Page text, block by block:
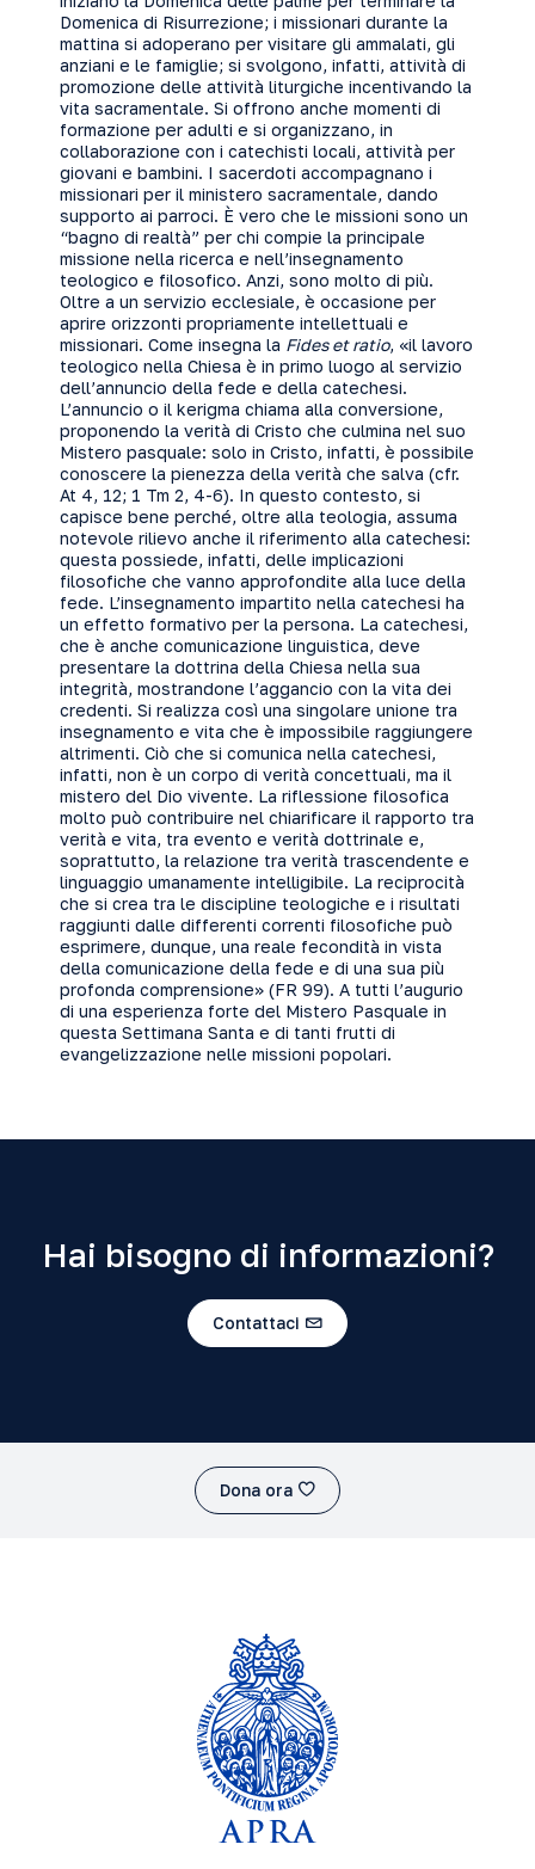
Domenica di Risurrezione; i missionari durante la
mattina si adoperano per visitare gli ammalati, gli
anziani e le famiglie; si svolgono, infatti, attività di
promozione delle attività liturgiche incentivando la
vita sacramentale. Si offrono anche momenti di
formazione per adulti e si organizzano, in
collaborazione con i catechisti locali, attività per
giovani e bambini. I sacerdoti accompagnano i
missionari per il ministero sacramentale, dando
supporto ai parroci. È vero che le missioni sono un
“bagno di realtà” per chi compie la principale
missione nella ricerca e nell’insegnamento
teologico e filosofico. Anzi, sono molto di più.
Oltre a un servizio ecclesiale, è occasione per
aprire orizzonti propriamente intellettuali e
missionari. Come insegna la Fides et ratio, «il lavoro
teologico nella Chiesa è in primo luogo al servizio
dell’annuncio della fede e della catechesi.
L’annuncio o il kerigma chiama alla conversione,
proponendo la verità di Cristo che culmina nel suo
Mistero pasquale: solo in Cristo, infatti, è possibile
conoscere la pienezza della verità che salva (cfr.
At 4, 12; 1 Tm 2, 4-6). In questo contesto, si
capisce bene perché, oltre alla teologia, assuma
notevole rilievo anche il riferimento alla catechesi:
questa possiede, infatti, delle implicazioni
filosofiche che vanno approfondite alla luce della
fede. L’insegnamento impartito nella catechesi ha
un effetto formativo per la persona. La catechesi,
che è anche comunicazione linguistica, deve
presentare la dottrina della Chiesa nella sua
integrità, mostrandone l’aggancio con la vita dei
credenti. Si realizza così una singolare unione tra
insegnamento e vita che è impossibile raggiungere
altrimenti. Ciò che si comunica nella catechesi,
infatti, non è un corpo di verità concettuali, ma il
mistero del Dio vivente. La riflessione filosofica
molto può contribuire nel chiarificare il rapporto tra
verità e vita, tra evento e verità dottrinale e,
soprattutto, la relazione tra verità trascendente e
linguaggio umanamente intelligibile. La reciprocità
che si crea tra le discipline teologiche e i risultati
raggiunti dalle differenti correnti filosofiche può
esprimere, dunque, una reale fecondità in vista
della comunicazione della fede e di una sua più
profonda comprensione» (FR 99). A tutti l’augurio
di una esperienza forte del Mistero Pasquale in
questa Settimana Santa e di tanti frutti di
evangelizzazione nelle missioni popolari.
Hai bisogno di informazioni?
Contattaci
Dona ora